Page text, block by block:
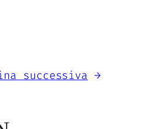
successiva →